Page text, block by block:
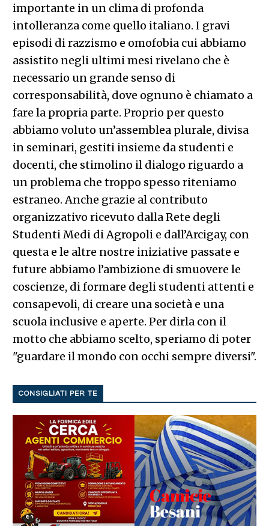
importante in un clima di profonda
intolleranza come quello italiano. I gravi
episodi di razzismo e omofobia cui abbiamo
assistito negli ultimi mesi rivelano che è
necessario un grande senso di
corresponsabilità, dove ognuno è chiamato a
fare la propria parte. Proprio per questo
abbiamo voluto un’assemblea plurale, divisa
in seminari, gestiti insieme da studenti e
docenti, che stimolino il dialogo riguardo a
un problema che troppo spesso riteniamo
estraneo. Anche grazie al contributo
organizzativo ricevuto dalla Rete degli
Studenti Medi di Agropoli e dall’Arcigay, con
questa e le altre nostre iniziative passate e
future abbiamo l’ambizione di smuovere le
coscienze, di formare degli studenti attenti e
consapevoli, di creare una società e una
scuola inclusive e aperte. Per dirla con il
motto che abbiamo scelto, speriamo di poter
"guardare il mondo con occhi sempre diversi".
CONSIGLIATI PER TE